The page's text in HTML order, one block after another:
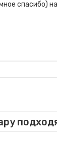
спасибо)